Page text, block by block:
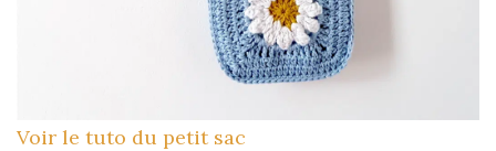
Voir le tuto du petit sac